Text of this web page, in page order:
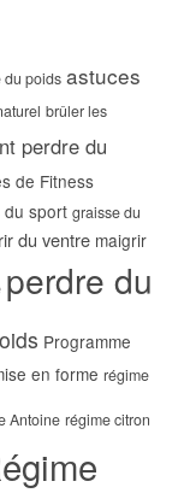
du poids astuces
brûler les
perdre du
de Fitness
du sport graisse du
du ventre maigrir
perdre du
Programme
en forme régime
Antoine régime citron